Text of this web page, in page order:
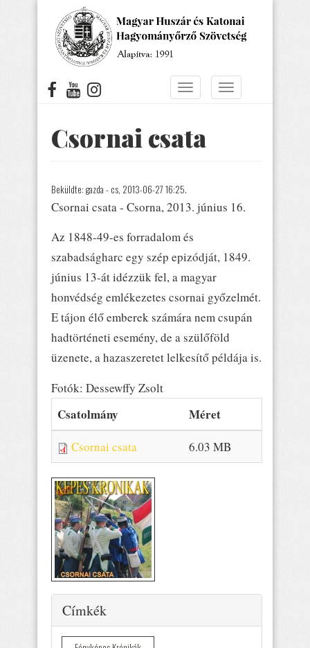
Navigáció
Navigáció
Csornai csata
Beküldte: gazda - cs, 2013-06-27 16:25.
Csornai csata - Csorna, 2013. június 16.
Az 1848-49-es forradalom és
szabadságharc egy szép epizódját, 1849.
június 13-át idézzük fel, a magyar
honvédség emlékezetes csornai győzelmét.
E tájon élő emberek számára nem csupán
hadtörténeti esemény, de a szülőföld
üzenete, a hazaszeretet lelkesítő példája is.
Fotók: Dessewffy Zsolt
Csatolmány Méret
Csornai csata 6.03 MB
Elrejtés
Címkék